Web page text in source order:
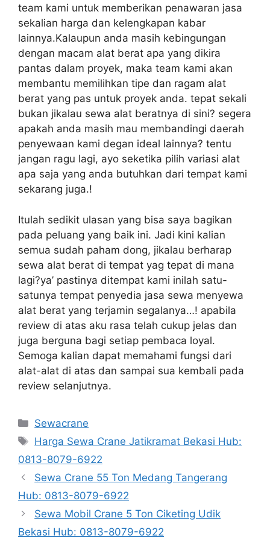
team kami untuk memberikan penawaran jasa
sekalian harga dan kelengkapan kabar
lainnya.Kalaupun anda masih kebingungan
dengan macam alat berat apa yang dikira
pantas dalam proyek, maka team kami akan
membantu memilihkan tipe dan ragam alat
berat yang pas untuk proyek anda. tepat sekali
bukan jikalau sewa alat beratnya di sini? segera
apakah anda masih mau membandingi daerah
penyewaan kami degan ideal lainnya? tentu
jangan ragu lagi, ayo seketika pilih variasi alat
apa saja yang anda butuhkan dari tempat kami
sekarang juga.!
Itulah sedikit ulasan yang bisa saya bagikan
pada peluang yang baik ini. Jadi kini kalian
semua sudah paham dong, jikalau berharap
sewa alat berat di tempat yag tepat di mana
lagi?ya’ pastinya ditempat kami inilah satu-
satunya tempat penyedia jasa sewa menyewa
alat berat yang terjamin segalanya…! apabila
review di atas aku rasa telah cukup jelas dan
juga berguna bagi setiap pembaca loyal.
Semoga kalian dapat memahami fungsi dari
alat-alat di atas dan sampai sua kembali pada
review selanjutnya.
Categories
Sewacrane
Tags
Harga Sewa Crane Jatikramat Bekasi Hub:
0813-8079-6922
Sewa Crane 55 Ton Medang Tangerang
Hub: 0813-8079-6922
Sewa Mobil Crane 5 Ton Ciketing Udik
Bekasi Hub: 0813-8079-6922